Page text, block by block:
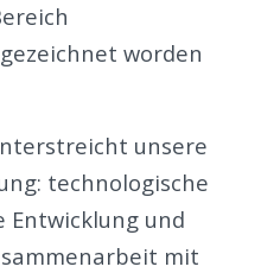
worden
unsere
technologische
Entwicklung und
mit